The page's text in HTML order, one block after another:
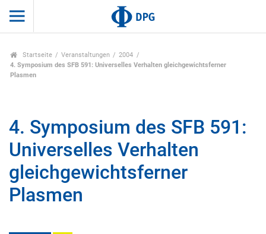
Startseite Veranstaltungen
2004
4. Symposium des SFB 591: Universelles Verhalten gleichgewichtsferner
Plasmen
4. Symposium des SFB 591:
Universelles Verhalten
gleichgewichtsferner
Plasmen